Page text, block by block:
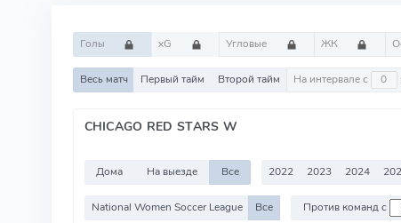
Голы xG Угловые ЖК
Весь матч Первый тайм Второй тайм На интервале с
CHICAGO RED STARS W
Дома На выезде Все 2022 2023 2024
National Women Soccer League Все Против команд с